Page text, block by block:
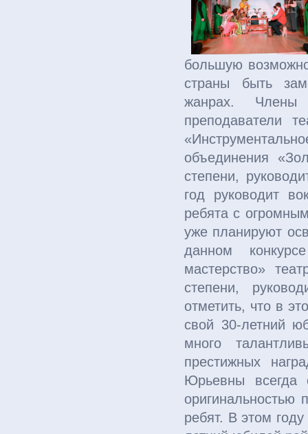
большую
страны быть
жанрах.
преподаватели
объединения
степени,
год руководит
ребята с
уже планируют
данном
мастерство»
степени,
отметить, что в
свой 30-летний
много
престижных
Юрьевны всегда
оригинальностью
ребят. В этом